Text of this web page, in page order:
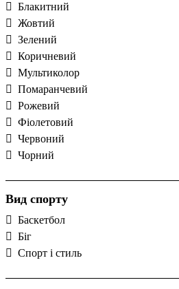
Блакитний
Жовтий
Зелений
Коричневий
Мультиколор
Помаранчевий
Рожевий
Фіолетовий
Червоний
Чорний
Вид спорту
Баскетбол
Біг
Спорт і стиль